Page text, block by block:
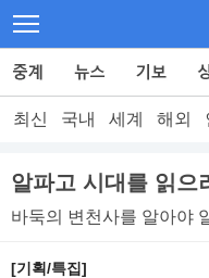
최신 국내 세계 해외
알파고 시대를 읽
바둑의 변천사를 알아야
[기획/특집]